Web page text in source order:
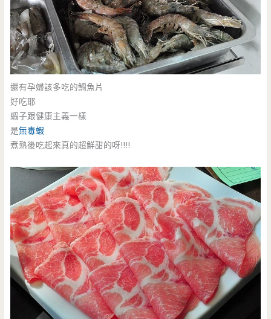
還有孕婦該多吃的鯛魚片
好吃耶
蝦子跟健康主義一樣
是無毒蝦
煮熟後吃起來真的超鮮甜的呀!!!!